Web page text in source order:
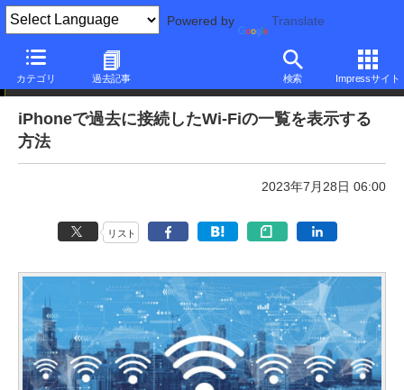
Powered by Translate
カテゴリ 過去記事 検索 Impressサイト
本日のできるネット
iPhoneで過去に接続したWi-Fiの一覧を表示する
方法
2023年7月28日 06:00
リスト